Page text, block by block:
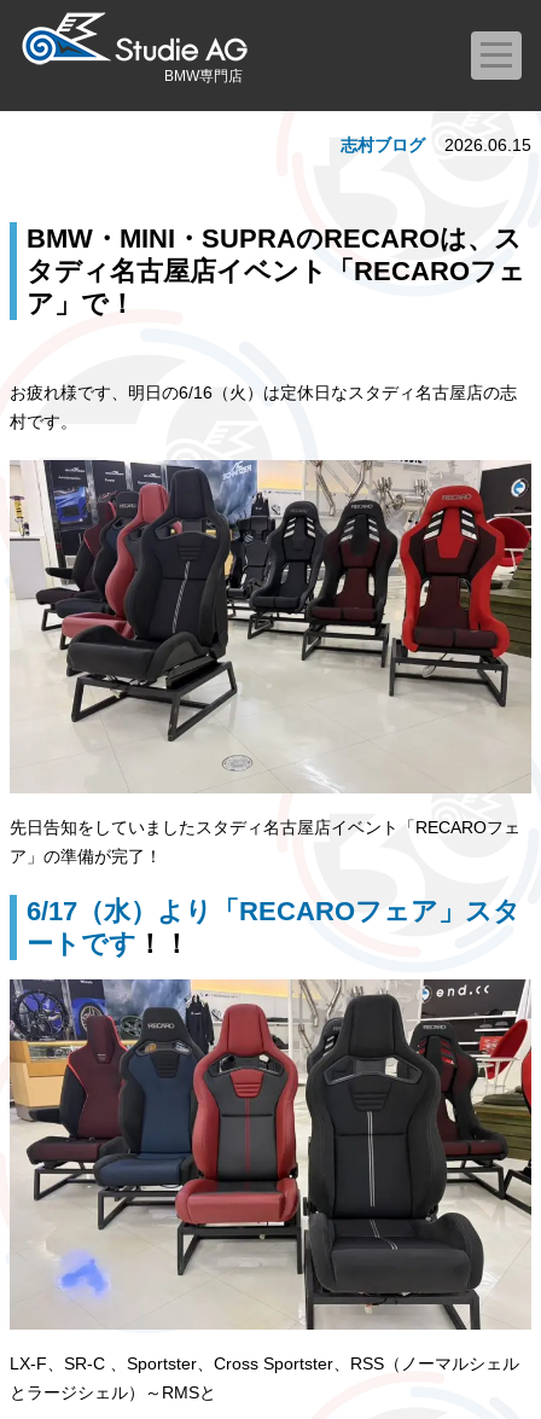
BMW専門店
BMW・MINI・SUPRAのRECAROは、ス
タディ名古屋店イベント「RECAROフェ
ア」で！
志村ブログ 2026.06.15
お疲れ様です、明日の6/16（火）は定休日なスタディ名古屋店の志
村です。
先日告知をしていましたスタディ名古屋店イベント「RECAROフェ
ア」の準備が完了！
6/17（水）より「RECAROフェア」スタ
ートです ！！
LX-F、SR-C 、Sportster、Cross Sportster、RSS（ノーマルシェル
とラージシェル）～RMSと